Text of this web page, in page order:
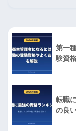
第一
験資
転職
の良